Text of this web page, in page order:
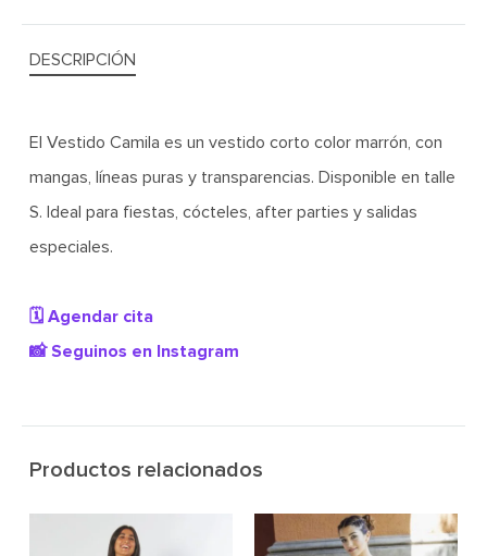
DESCRIPCIÓN
El Vestido Camila es un vestido corto color marrón, con
mangas, líneas puras y transparencias. Disponible en talle
S. Ideal para fiestas, cócteles, after parties y salidas
especiales.
🗓️ Agendar cita
📸 Seguinos en Instagram
Productos relacionados